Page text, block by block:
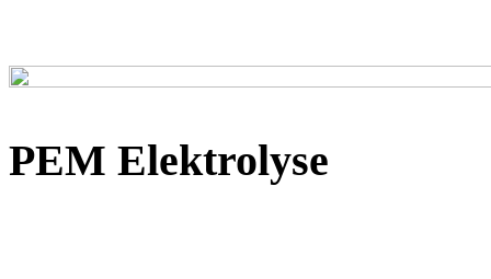
PEM Elektrolyse